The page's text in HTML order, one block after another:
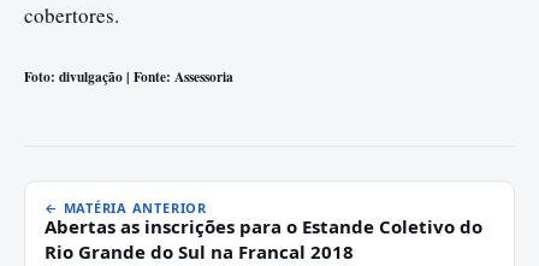
cobertores.
Foto: divulgação | Fonte: Assessoria
← MATÉRIA ANTERIOR
Abertas as inscrições para o Estande Coletivo do
Rio Grande do Sul na Francal 2018